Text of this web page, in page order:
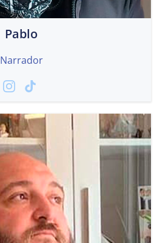
Pablo
Narrador